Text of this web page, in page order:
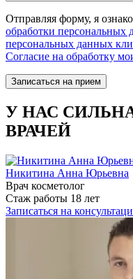
Отправляя форму, я
обработки персональных
персональных данных
Согласие на обработку
У НАС
ВРАЧЕЙ
Никитина Анна Юрьевна
Врач косметолог
Стаж работы 18 лет
Записаться на